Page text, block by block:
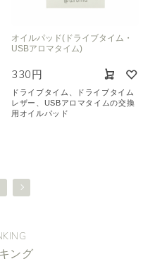
オイルパッド(ドライブタイム・
USBアロマタイム)
330円
ドライブタイム、ドライブタイム
レザー、USBアロマタイムの交換
用オイルパッド
ング